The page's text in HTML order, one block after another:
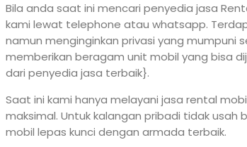
Bila anda saat ini mencari penyedia jasa
kami lewat telephone atau whatsapp.
namun menginginkan privasi yang mumpuni
memberikan beragam unit mobil yang bisa
dari penyedia jasa terbaik}.
Saat ini kami hanya melayani jasa rental
maksimal. Untuk kalangan pribadi tidak
mobil lepas kunci dengan armada terbaik.